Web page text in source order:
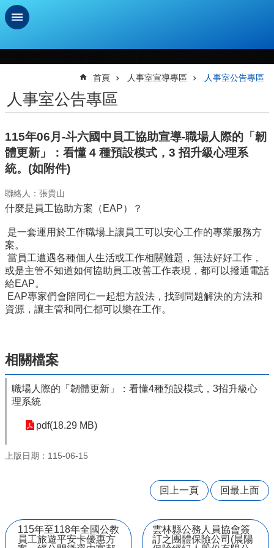
跳到主要內容區塊
學
扶
助
測
驗
新
生
訊
及
總
量
管
制
辦
宇
教
育
平
常
教
核
首頁 人事室宣導專區 人事室公告專區
人事室公告專區
115年06月-斗六國中員工協助宣導-職場人際的「韌
體更新」：看懂 4 種預設模式，3 招升級心理系
統。(如附件)
聯絡人：張貴山
什麼是員工協助方案（EAP）？
是一套運用於工作職場上讓員工可以安心工作的專業服務方
案。
當員工遭遇各種個人生活或工作相關難題，無法好好工作，
或是主管不知道如何協助員工改善工作表現，都可以撥通電話
給EAP。
EAP專家們會陪同仁一起想方設法，找到問題解決的方法和
資源，讓主管和同仁都可以樂在工作。
相關檔案
職場人際的「韌體更新」：看懂4種預設模式，3招升級心
理系統
pdf(18.29 MB)
上版日期：115-06-15
回上一頁 回最上面
115年至118年全國公教
員工旅遊平安卡優惠方
雲林縣公務人員協會簽
訂之團體保險公司(晨陽